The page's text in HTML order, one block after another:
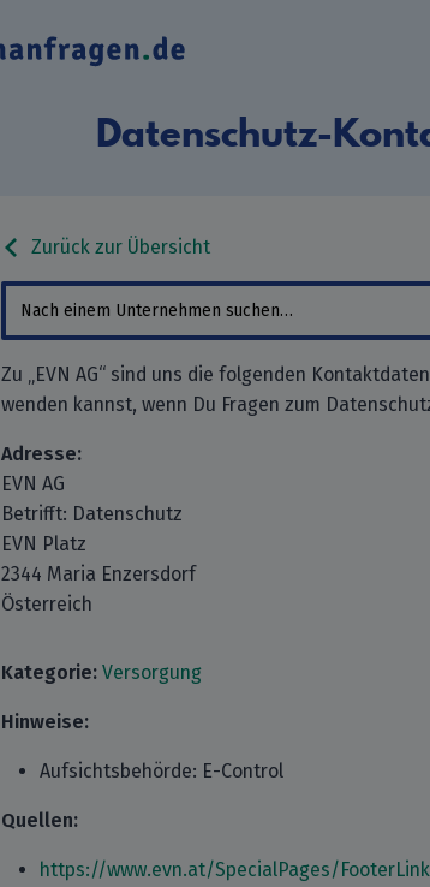
Datenschutz-
Zurück zur Übersicht
Zu „EVN AG“ sind uns die folgenden
wenden kannst, wenn Du Fragen zum
Adresse:
EVN AG
Betrifft: Datenschutz
EVN Platz
2344 Maria Enzersdorf
Österreich
Kategorie: Versorgung
Hinweise:
Aufsichtsbehörde: E-Control
Quellen:
https://www.evn.at/SpecialPages/